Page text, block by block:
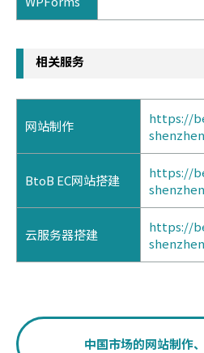
相关服务
网站制作
https://
BtoB EC网站搭建
https://
云服务器搭建
https://
中国市场的网站制作